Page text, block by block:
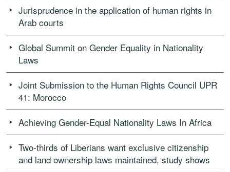
Jurisprudence in the application of human rights in
Arab courts
Global Summit on Gender Equality in Nationality
Laws
Joint Submission to the Human Rights Council UPR
41: Morocco
Achieving Gender-Equal Nationality Laws In Africa
Two-thirds of Liberians want exclusive citizenship
and land ownership laws maintained, study shows